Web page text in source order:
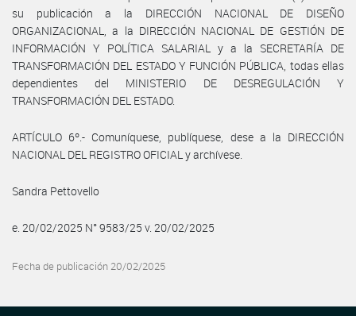
su publicación a la DIRECCIÓN NACIONAL DE DISEÑO
ORGANIZACIONAL, a la DIRECCIÓN NACIONAL DE GESTIÓN DE
INFORMACIÓN Y POLÍTICA SALARIAL y a la SECRETARÍA DE
TRANSFORMACIÓN DEL ESTADO Y FUNCIÓN PÚBLICA, todas ellas
dependientes del MINISTERIO DE DESREGULACIÓN Y
TRANSFORMACIÓN DEL ESTADO.
ARTÍCULO 6º.- Comuníquese, publíquese, dese a la DIRECCIÓN
NACIONAL DEL REGISTRO OFICIAL y archívese.
Sandra Pettovello
e. 20/02/2025 N° 9583/25 v. 20/02/2025
Fecha de publicación 20/02/2025